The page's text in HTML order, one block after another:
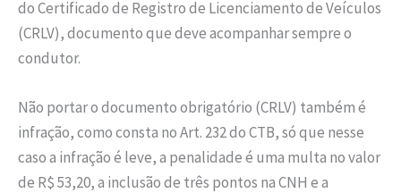
do Certificado de Registro de Licenciamento de Veículos
(CRLV), documento que deve acompanhar sempre o
condutor.
Não portar o documento obrigatório (CRLV) também é
infração, como consta no Art. 232 do CTB, só que nesse
caso a infração é leve, a penalidade é uma multa no valor
de R$ 53,20, a inclusão de três pontos na CNH e a